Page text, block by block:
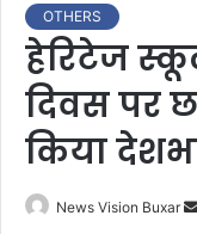
OTHERS
हेरिटेज
दिवस पर
किया
News Vision Buxar